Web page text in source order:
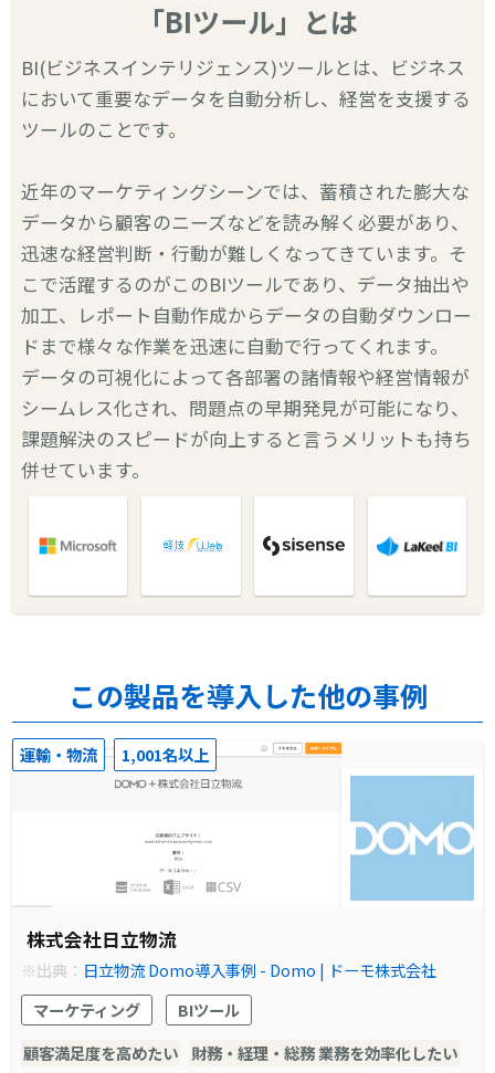
「BIツール」とは
BI(ビジネスインテリジェンス)ツールとは、ビジネス
において重要なデータを自動分析し、経営を支援する
ツールのことです。
近年のマーケティングシーンでは、蓄積された膨大な
データから顧客のニーズなどを読み解く必要があり、
迅速な経営判断・行動が難しくなってきています。そ
こで活躍するのがこのBIツールであり、データ抽出や
加工、レポート自動作成からデータの自動ダウンロー
ドまで様々な作業を迅速に自動で行ってくれます。
データの可視化によって各部署の諸情報や経営情報が
シームレス化され、問題点の早期発見が可能になり、
課題解決のスピードが向上すると言うメリットも持ち
併せています。
この製品を導入した他の事例
運輸・物流 1,001名以上
株式会社日立物流
※出典： 日立物流 Domo導入事例 - Domo | ドーモ株式会社
マーケティング
BIツール
顧客満足度を高めたい 財務・経理・総務 業務を効率化したい